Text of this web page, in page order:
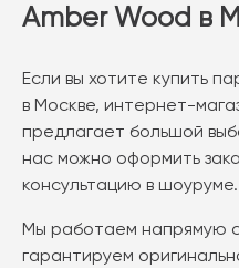
Amber Wood в
Если вы хотите купить
в Москве, интернет-
предлагает большой
нас можно оформить
консультацию в шоуруме.
Мы работаем напрямую
гарантируем